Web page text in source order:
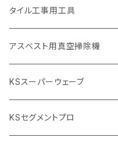
355mm（14インチ）
本体
電動切断機
本体
ダイヤモンドホイール
ブリック＆ブロック用切断機
穴あけ用工具
タイルニッパー
本体
低速回転
高速回転
付属品
撹拌羽根
撹拌軸
タイル工事用工具
手動工具
押し切り（手動切断機
押し切り替え刃（手動切断機替え刃
電動工具
電動切断機
アスベスト用真空掃除機
KSスーパーウェーブ
105mm（4インチ）
KSセグメントプロ